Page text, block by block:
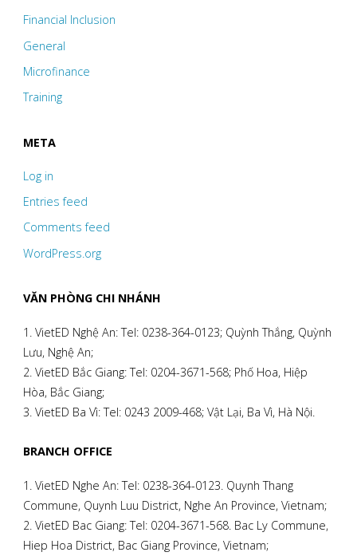
Financial Inclusion
General
Microfinance
Training
META
Log in
Entries feed
Comments feed
WordPress.org
VĂN PHÒNG CHI NHÁNH
1. VietED Nghệ An: Tel: 0238-364-0123; Quỳnh Thắng, Quỳnh
Lưu, Nghệ An;
2. VietED Bắc Giang: Tel: 0204-3671-568; Phố Hoa, Hiệp
Hòa, Bắc Giang;
3. VietED Ba Vì: Tel: 0243 2009-468; Vật Lại, Ba Vì, Hà Nội.
BRANCH OFFICE
1. VietED Nghe An: Tel: 0238-364-0123. Quynh Thang
Commune, Quynh Luu District, Nghe An Province, Vietnam;
2. VietED Bac Giang: Tel: 0204-3671-568. Bac Ly Commune,
Hiep Hoa District, Bac Giang Province, Vietnam;